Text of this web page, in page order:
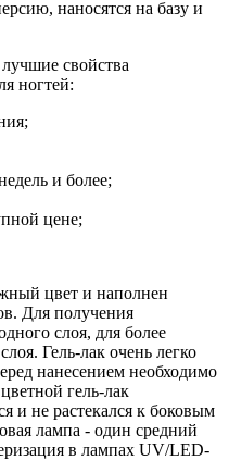
наносятся на базу и
свойства
ногтей:
и более;
цене;
цвет и наполнен
Для получения
слоя, для более
Гель-лак очень легко
нанесением необходимо
гель-лак
и не растекался к боковым
лампа - один средний
в лампах UV/LED-